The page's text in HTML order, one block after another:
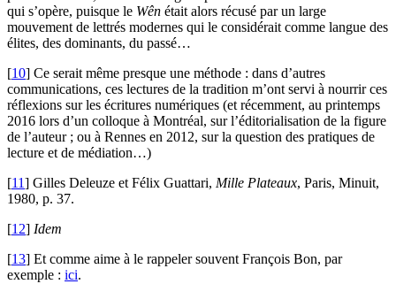
qui s’opère, puisque le Wên était alors récusé par un large
mouvement de lettrés modernes qui le considérait comme langue des
élites, des dominants, du passé…
[10] Ce serait même presque une méthode : dans d’autres
communications, ces lectures de la tradition m’ont servi à nourrir ces
réflexions sur les écritures numériques (et récemment, au printemps
2016 lors d’un colloque à Montréal, sur l’éditorialisation de la figure
de l’auteur ; ou à Rennes en 2012, sur la question des pratiques de
lecture et de médiation…)
[11] Gilles Deleuze et Félix Guattari, Mille Plateaux, Paris, Minuit,
1980, p. 37.
[12] Idem
[13] Et comme aime à le rappeler souvent François Bon, par
exemple : ici.